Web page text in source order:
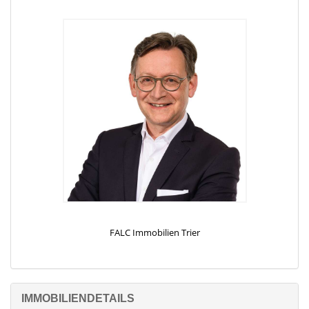
Energieeffizienz bei. Zudem wurde eine dreifach verglaste
Kunststofffensterfront installiert, die für eine angenehme
Dieses Haus bietet mit seinen ca. 110 m² Wohnfläche und vier
Zimmern eine ideale Kombination aus historischem Charme und
modernem Wohnkomfort. Es eignet sich sowohl für
Kapitalanleger als auch für Familien, die ein zentral gelegenes
Zuhause mit Potenzial zur individuellen Gestaltung suchen. Eine
weitere Nutzung wäre auch als Ferienwohnung möglich.
Bitte stellen Sie Ihre Anfrage schriftlich per Kontaktformular oder
ein und zeigen Ihnen gerne dieses Wohn- und Geschäftshaus vor
weitere Unterlagen anzufordern. Sie erhalten automatisch unser
FALC Immobilien Trier
IMMOBILIENDETAILS